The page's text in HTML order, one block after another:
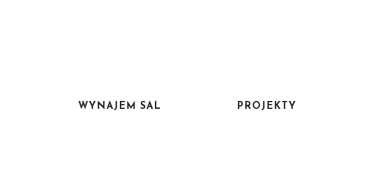
WYNAJEM SAL PROJEKTY